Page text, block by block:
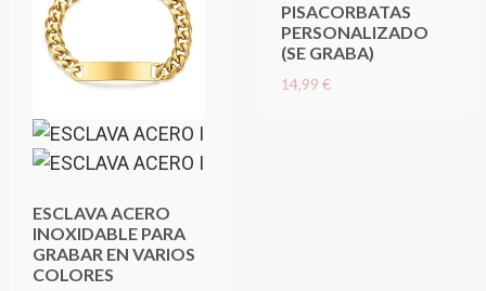
ESCLAVA ACERO
INOXIDABLE PARA
GRABAR EN VARIOS
COLORES
PISACORBATAS
PERSONALIZADO
(SE GRABA)
14,99 €